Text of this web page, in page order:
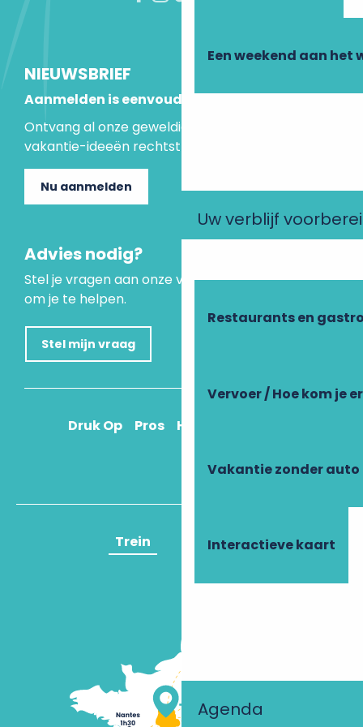
Een weekend aan het
Uw verblijf
Restaurants en
Vervoer / Hoe kom je
Vakantie zonder auto
Interactieve kaart
Agenda
NIEUWSBRIEF
Aanmelden is eenvoudig
Ontvang al onze geweldige aanbiedingen en
vakantie-ideeën rechtstreeks in je inbox.
Nu aanmelden
Advies nodig?
Stel je vragen aan onze virtuele assistent, die er is
om je te helpen.
Stel mijn vraag
Druk Op Pros Hoe kom ik daar?
Trein Vliegtuig